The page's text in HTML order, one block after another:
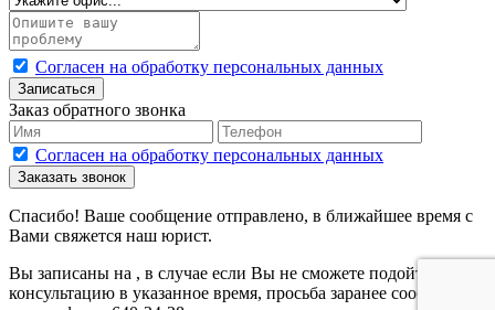
Согласен на обработку персональных данных
Записаться
Заказ обратного звонка
Согласен на обработку персональных данных
Заказать звонок
Спасибо! Ваше сообщение отправлено, в ближайшее время с
Вами свяжется наш юрист.
Вы записаны на , в случае если Вы не сможете подойти на
консультацию в указанное время, просьба заранее сообщить